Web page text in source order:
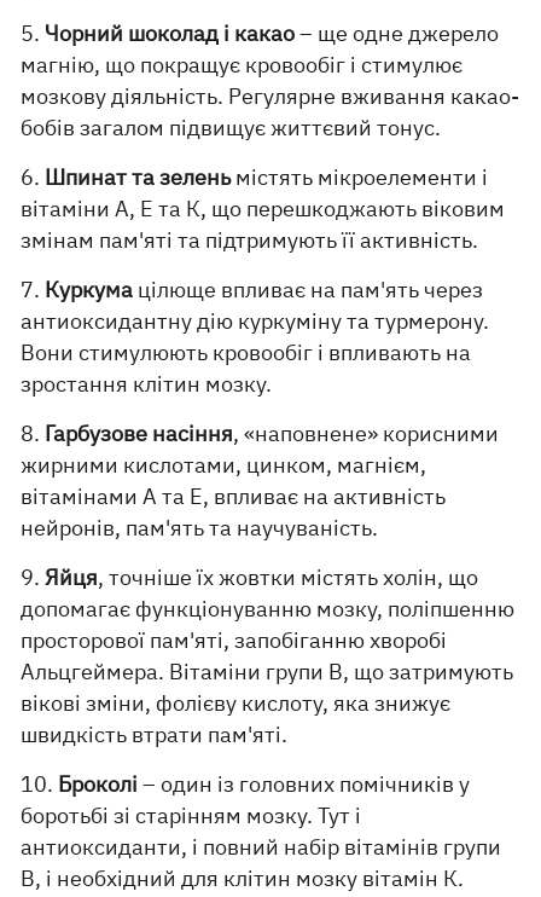
5. Чорний шоколад і какао– ще одне джерело
магнію, що покращує кровообіг і стимулює
мозкову діяльність. Регулярне вживання какао-
бобів загалом підвищує життєвий тонус.
6. Шпинат та зеленьмістять мікроелементи і
вітаміни А, Е та К, що перешкоджають віковим
змінам пам'яті та підтримують її активність.
7. Куркума цілюще впливає на пам'ять через
антиоксидантну дію куркуміну та турмерону.
Вони стимулюють кровообіг і впливають на
зростання клітин мозку.
8. Гарбузове насіння, «наповнене» корисними
жирними кислотами, цинком, магнієм,
вітамінами А та Е, впливає на активність
нейронів, пам'ять та научуваність.
9.Яйця, точніше їх жовтки містять холін, що
допомагає функціонуванню мозку, поліпшенню
просторової пам'яті, запобіганню хворобі
Альцгеймера. Вітаміни групи В, що затримують
вікові зміни, фолієву кислоту, яка знижує
швидкість втрати пам'яті.
10. Броколі – один із головних помічників у
боротьбі зі старінням мозку. Тут і
антиоксиданти, і повний набір вітамінів групи
В, і необхідний для клітин мозку вітамін К.